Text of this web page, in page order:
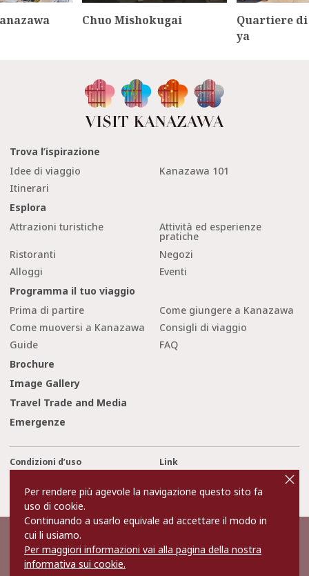
Chuo Mishokugai
Quartiere
ya
Trova l’ispirazione
Idee di viaggio
Kanazawa 101
Itinerari
Esplora
Attrazioni turistiche
Attività ed esperienze
pratiche
Ristoranti
Negozi
Alloggi
Eventi
Programma il tuo viaggio
Prima di partire
Come giungere a Kanazawa
Come muoversi a Kanazawa
Consigli di viaggio
Guide
FAQ
Brochure
Image Gallery
Travel Trade and Media
Emergenze
Condizioni d’uso
Link
Contact Us
©2022 Kanazawa City Tourism Association.
The copyright for the Website contents is held by the Association.
It is forbidden to replicate or reprint the contents of the Website
Per rendere più agevole la navigazione questo sito fa
uso di cookie.
Continuando a usarlo equivale ad accettare il modo in
cui li usiamo.
Per maggiori informazioni vai alla pagina della nostra
informativa sui cookie.
o
s